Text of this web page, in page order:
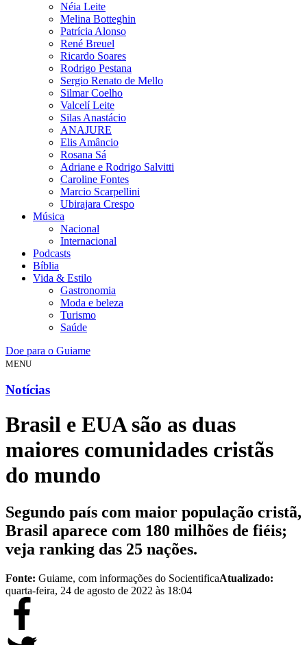
Néia Leite
Melina Botteghin
Patrícia Alonso
René Breuel
Ricardo Soares
Rodrigo Pestana
Sergio Renato de Mello
Silmar Coelho
Valcelí Leite
Silas Anastácio
ANAJURE
Elis Amâncio
Rosana Sá
Adriane e Rodrigo Salvitti
Caroline Fontes
Marcio Scarpellini
Ubirajara Crespo
Música
Nacional
Internacional
Podcasts
Bíblia
Vida & Estilo
Gastronomia
Moda e beleza
Turismo
Saúde
Doe para o Guiame
MENU
Notícias
Brasil e EUA são as duas
maiores comunidades cristãs
do mundo
Segundo país com maior população cristã,
Brasil aparece com 180 milhões de fiéis;
veja ranking das 25 nações.
Fonte: Guiame, com informações do SocientificaAtualizado:
quarta-feira, 24 de agosto de 2022 às 18:04